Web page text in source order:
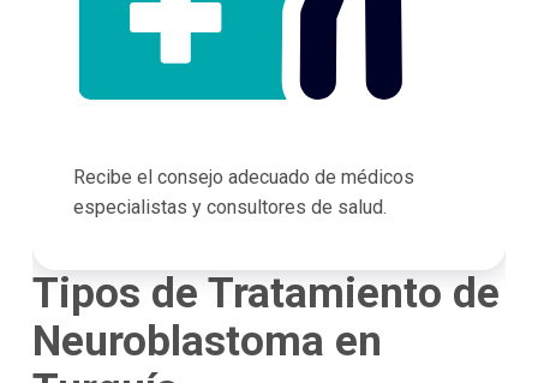
Recibe el consejo adecuado de médicos
especialistas y consultores de salud.
Tipos de Tratamiento de
Neuroblastoma en